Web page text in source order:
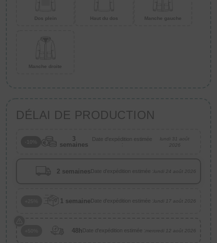
Dos plein Haut du dos Manche gauche
Manche droite
DÉLAI DE PRODUCTION
3
semaines
Date d'expédition estimée
:
lundi 31 août
2026
2 semaines Date d'expédition estimée :lundi 24 août 2026
1 semaine Date d'expédition estimée :lundi 17 août 2026
48h Date d'expédition estimée :mercredi 12 août 2026